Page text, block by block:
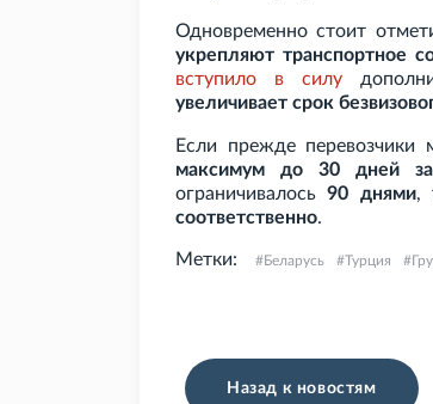
Одновременно стоит
укрепляют транспортное
вступило в силу
увеличивает срок
Если прежде перевозчики
максимум до 30 дней
ограничивалось90 днями,
соответственно.
Метки: Беларусь Турция
Назад к новостям